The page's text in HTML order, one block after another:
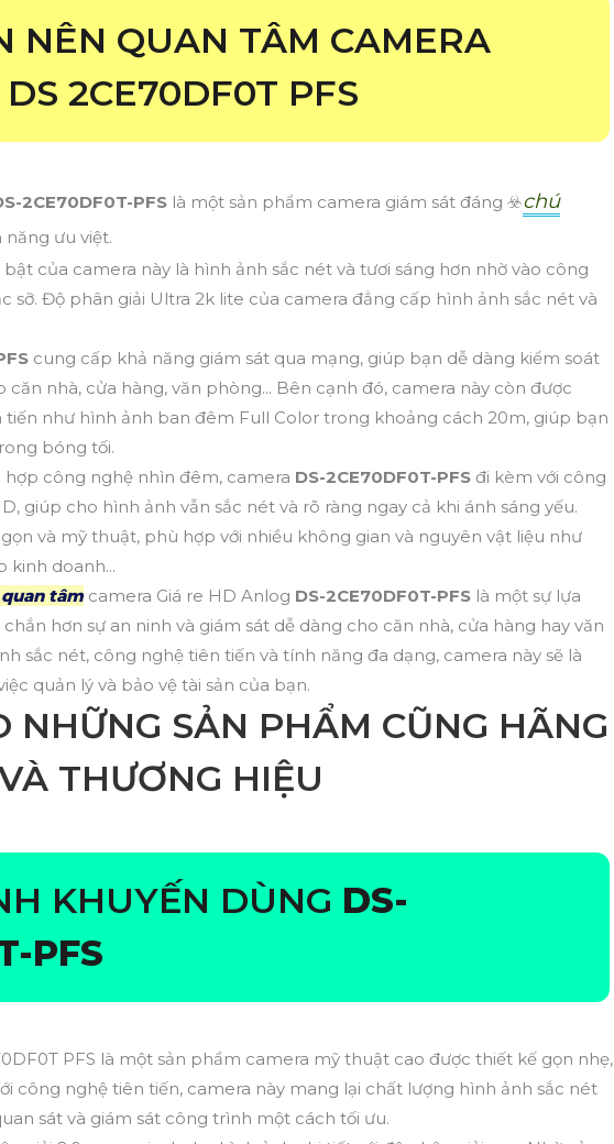
NÊN QUAN TÂM CAMERA
2CE70DF0T PFS
2CE70DF0T-PFS là một sản phẩm camera giám sát đáng ☣️chú
ưu việt.
của camera này là hình ảnh sắc nét và tươi sáng hơn nhờ vào công
sỡ. Độ phân giải Ultra 2k lite của camera đẳng cấp hình ảnh sắc nét và
cung cấp khả năng giám sát qua mạng, giúp bạn dễ dàng kiểm soát
căn nhà, cửa hàng, văn phòng... Bên cạnh đó, camera này còn được
như hình ảnh ban đêm Full Color trong khoảng cách 20m, giúp bạn
bóng tối.
công nghệ nhìn đêm, camera DS-2CE70DF0T-PFS đi kèm với công
giúp cho hình ảnh vẫn sắc nét và rõ ràng ngay cả khi ánh sáng yếu.
và mỹ thuật, phù hợp với nhiều không gian và nguyên vật liệu như
kinh doanh...
tâm camera Giá re HD Anlog DS-2CE70DF0T-PFS là một sự lựa
hơn sự an ninh và giám sát dễ dàng cho căn nhà, cửa hàng hay văn
sắc nét, công nghệ tiên tiến và tính năng đa dạng, camera này sẽ là
quản lý và bảo vệ tài sản của bạn.
NHỮNG SẢN PHẨM CŨNG HÃNG
THƯƠNG HIỆU
KHUYẾN DÙNG DS-
PFS
PFS là một sản phẩm camera mỹ thuật cao được thiết kế gọn nhẹ,
công nghệ tiên tiến, camera này mang lại chất lượng hình ảnh sắc nét
sát và giám sát công trình một cách tối ưu.